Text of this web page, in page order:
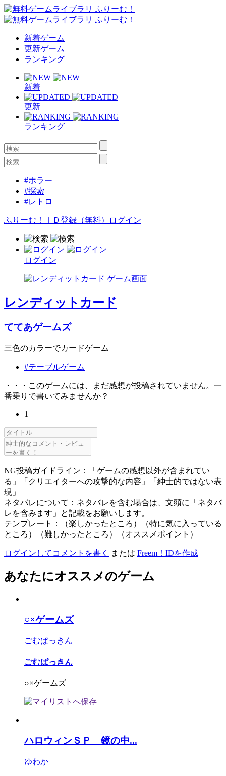
新着ゲーム
更新ゲーム
ランキング
新着
更新
ランキング
#ホラー
#探索
#レトロ
ふりーむ！ＩＤ登録（無料） ログイン
ログイン
レンディットカード
ててあゲームズ
三色のカラーでカードゲーム
#テーブルゲーム
・・・このゲームには、まだ感想が投稿されていません。一
番乗りで書いてみませんか？
1
NG投稿ガイドライン：「ゲームの感想以外が含まれてい
る」「クリエイターへの攻撃的な内容」「紳士的ではない表
現」
ネタバレについて：ネタバレを含む場合は、文頭に「ネタバ
レを含みます」と記載をお願いします。
テンプレート：（楽しかったところ）（特に気に入っている
ところ）（難しかったところ）（オススメポイント）
ログインしてコメントを書く または Freem！IDを作成
あなたにオススメのゲーム
○×ゲームズ
ごむぱっきん
ごむぱっきん
○×ゲームズ
ハロウィンＳＰ 鏡の中...
ゆわか